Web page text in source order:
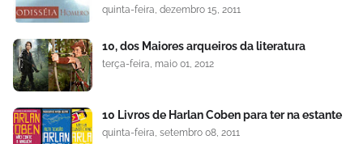
quinta-feira, dezembro 15, 2011
10, dos Maiores arqueiros da literatura
terça-feira, maio 01, 2012
10 Livros de Harlan Coben para ter na estante
quinta-feira, setembro 08, 2011